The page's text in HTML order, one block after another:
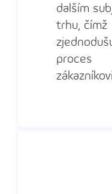
dalším
trhu, čímž
proces